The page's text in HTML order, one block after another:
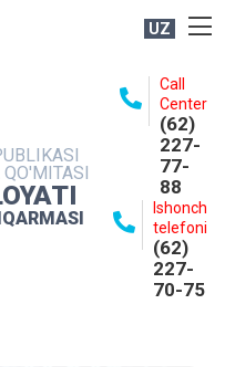
UZ
Call
Center
(62)
227-
77-
88
Ishonch
telefoni
(62)
227-
70-75